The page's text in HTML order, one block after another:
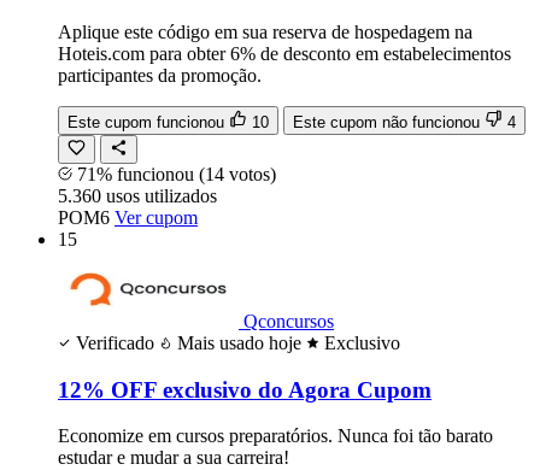
Aplique este código em sua reserva de hospedagem na
Hoteis.com para obter 6% de desconto em estabelecimentos
participantes da promoção.
Este cupom funcionou 10 Este cupom não funcionou 4
71% funcionou (14 votos)
5.360 usos utilizados
POM6 Ver cupom
15
Qconcursos
Verificado
Mais usado hoje Exclusivo
12% OFF exclusivo do Agora Cupom
Economize em cursos preparatórios. Nunca foi tão barato
estudar e mudar a sua carreira!